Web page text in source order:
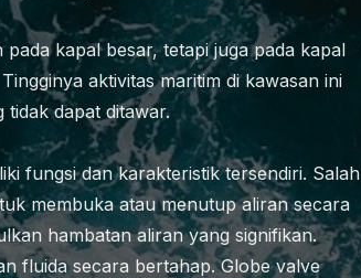
kapal besar, tetapi juga pada kapal
aktivitas maritim di kawasan ini
dapat ditawar.
fungsi dan karakteristik tersendiri. Salah
membuka atau menutup aliran secara
hambatan aliran yang signifikan.
fluida secara bertahap. Globe valve